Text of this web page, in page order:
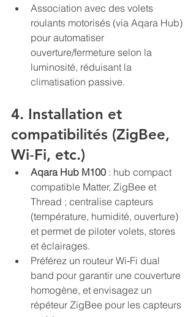
Association avec des volets
roulants motorisés (via Aqara Hub)
pour automatiser
ouverture/fermeture selon la
luminosité, réduisant la
climatisation passive.
4. Installation et
compatibilités (ZigBee,
Wi‑Fi, etc.)
Aqara Hub M100 : hub compact
compatible Matter, ZigBee et
Thread ; centralise capteurs
(température, humidité, ouverture)
et permet de piloter volets, stores
et éclairages.
Préférez un routeur Wi‑Fi dual
band pour garantir une couverture
homogène, et envisagez un
répéteur ZigBee pour les capteurs